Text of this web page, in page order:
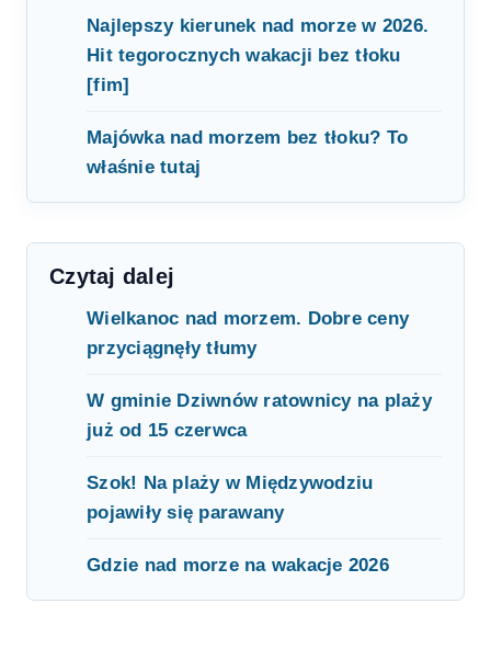
Najlepszy kierunek nad morze w 2026.
Hit tegorocznych wakacji bez tłoku
[fim]
Majówka nad morzem bez tłoku? To
właśnie tutaj
Czytaj dalej
Wielkanoc nad morzem. Dobre ceny
przyciągnęły tłumy
W gminie Dziwnów ratownicy na plaży
już od 15 czerwca
Szok! Na plaży w Międzywodziu
pojawiły się parawany
Gdzie nad morze na wakacje 2026